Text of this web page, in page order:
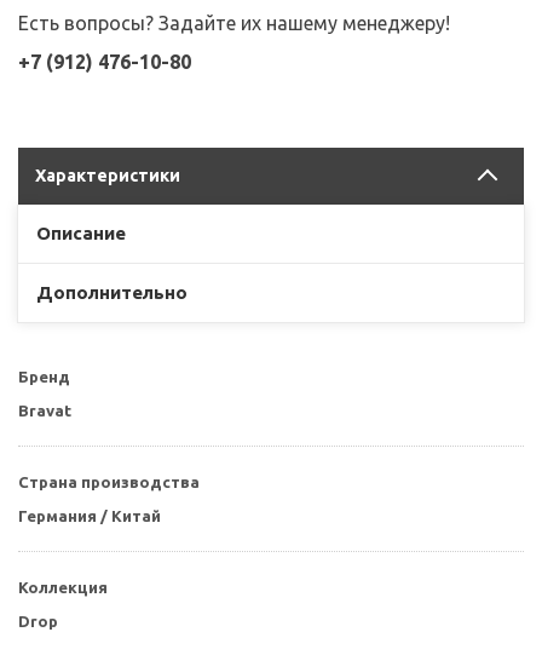
Есть вопросы? Задайте их нашему менеджеру!
+7 (912) 476-10-80
Характеристики
Описание
Дополнительно
Бренд
Bravat
Страна производства
Германия / Китай
Коллекция
Drop